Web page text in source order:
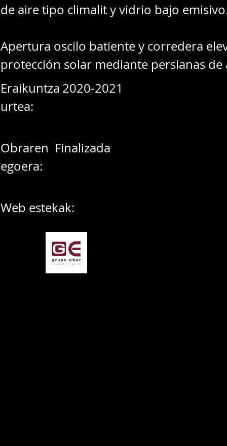
de aire tipo climalit y vidrio bajo
Apertura oscilo batiente y corredera
protección solar mediante persianas
2020-2021
Eraikuntza
urtea:
Obraren
egoera:
Finalizada
Web estekak: